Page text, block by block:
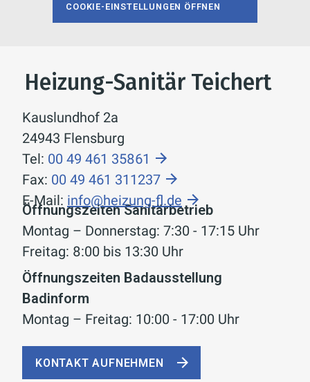
COOKIE-EINSTELLUNGEN ÖFFNEN
Heizung-Sanitär Teichert
Kauslundhof 2a
24943 Flensburg
Tel: 00 49 461 35861
Fax: 00 49 461 311237
E-Mail: info@heizung-fl.de
Öffnungszeiten Sanitärbetrieb
Montag – Donnerstag: 7:30 - 17:15 Uhr
Freitag: 8:00 bis 13:30 Uhr
Öffnungszeiten Badausstellung
Badinform
Montag – Freitag: 10:00 - 17:00 Uhr
KONTAKT AUFNEHMEN